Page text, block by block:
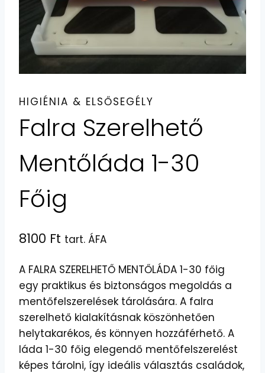
HIGIÉNIA & ELSŐSEGÉLY
Falra Szerelhető
Mentőláda 1-30
Főig
8100 Ft tart. ÁFA
A FALRA SZERELHETŐ MENTŐLÁDA 1-30 főig
egy praktikus és biztonságos megoldás a
mentőfelszerelések tárolására. A falra
szerelhető kialakításnak köszönhetően
helytakarékos, és könnyen hozzáférhető. A
láda 1-30 főig elegendő mentőfelszerelést
képes tárolni, így ideális választás családok,